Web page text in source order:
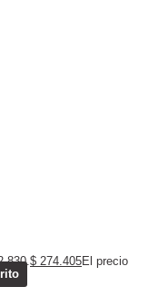
$ 274.405El precio